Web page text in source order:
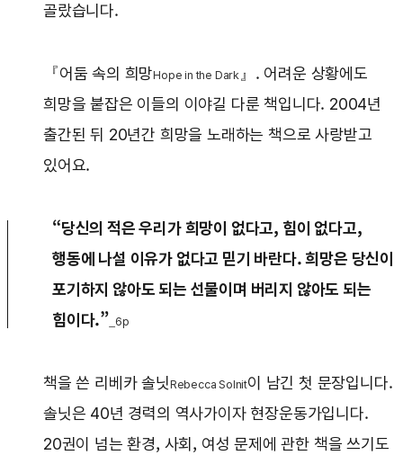
골랐습니다.
『어둠 속의 희망Hope in the Dark 』. 어려운 상황에도
희망을 붙잡은 이들의 이야길 다룬 책입니다. 2004년
출간된 뒤 20년간 희망을 노래하는 책으로 사랑받고
있어요.
“당신의 적은 우리가 희망이 없다고, 힘이 없다고,
행동에 나설 이유가 없다고 믿기 바란다. 희망은 당신이
포기하지 않아도 되는 선물이며 버리지 않아도 되는
힘이다.” _6p
책을 쓴 리베카 솔닛Rebecca Solnit이 남긴 첫 문장입니다.
솔닛은 40년 경력의 역사가이자 현장운동가입니다.
20권이 넘는 환경, 사회, 여성 문제에 관한 책을 쓰기도